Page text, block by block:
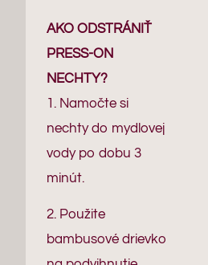
AKO ODSTRÁNIŤ
PRESS-ON
NECHTY?
1. Namočte si
nechty do mydlovej
vody po dobu 3
minút.
2. Použite
bambusové drievko